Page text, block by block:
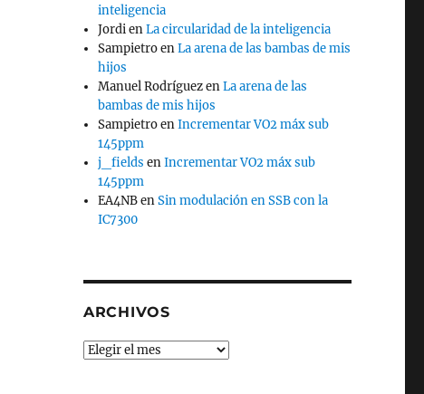
inteligencia
JordienLa circularidad de la inteligencia
SampietroenLa arena de las bambas de mis
hijos
Manuel RodríguezenLa arena de las
bambas de mis hijos
SampietroenIncrementar VO2 máx sub
145ppm
j_fields enIncrementar VO2 máx sub
145ppm
EA4NBenSin modulación en SSB con la
IC7300
ARCHIVOS
Archivos